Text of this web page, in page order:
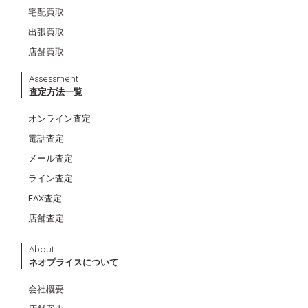
宅配買取
出張買取
店舗買取
Assessment
査定方法一覧
オンライン査定
電話査定
メール査定
ライン査定
FAX査定
店舗査定
About
ネオプライスについて
会社概要